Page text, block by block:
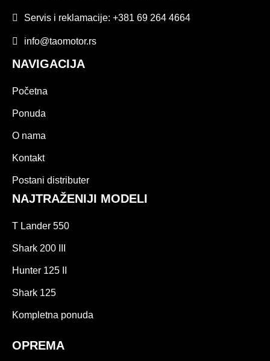
Servis i reklamacije: +381 69 264 4664
info@taomotor.rs
NAVIGACIJA
Početna
Ponuda
O nama
Kontakt
Postani distributer
NAJTRAŽENIJI MODELI
T Lander 550
Shark 200 III
Hunter 125 II
Shark 125
Kompletna ponuda
OPREMA